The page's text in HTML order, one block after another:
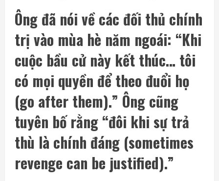
Ông đã nói về các đối thủ chính
trị vào mùa hè năm ngoái: “Khi
cuộc bầu cử này kết thúc… tôi
có mọi quyền để theo đuổi họ
(go after them).” Ông cũng
tuyên bố rằng “đôi khi sự trả
thù là chính đáng (sometimes
revenge can be justified).”